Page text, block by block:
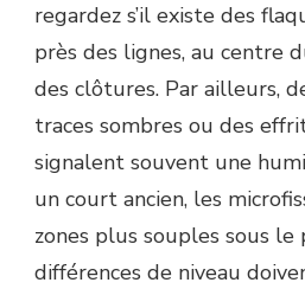
regardez s’il existe des
près des lignes, au centre
des clôtures. Par ailleurs,
traces sombres ou des
signalent souvent une
un court ancien, les
zones plus souples sous le
différences de niveau